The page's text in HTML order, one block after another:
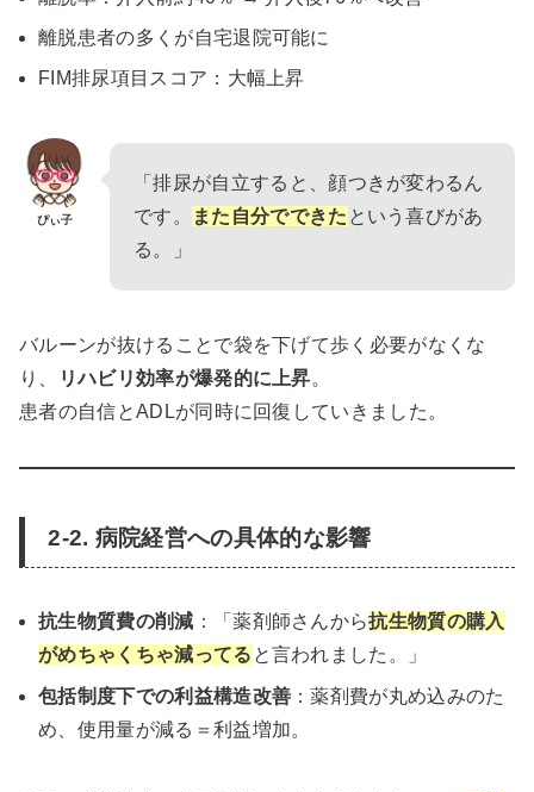
離脱患者の多くが自宅退院可能に
FIM排尿項目スコア：大幅上昇
ぴぃ子
「排尿が自立すると、顔つきが変わるん
です。
また自分でできた という喜びがあ
る。」
バルーンが抜けることで袋を下げて歩く必要がなくな
り、
リハビリ効率が爆発的に上昇。
患者の自信とADLが同時に回復していきました。
2-2. 病院経営への具体的な影響
抗生物質費の削減 ：「薬剤師さんから抗生物質の購入
がめちゃくちゃ減ってる と言われました。」
包括制度下での利益構造改善 ：薬剤費が丸め込みのた
め、使用量が減る＝利益増加。